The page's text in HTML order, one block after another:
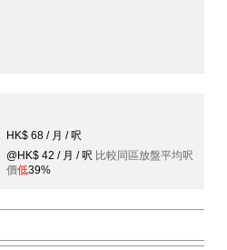
HK$ 68 / 月 / 呎
@HK$ 42 / 月 / 呎 比較同區放盤平均呎
價低39%